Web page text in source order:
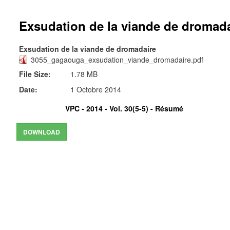
Exsudation de la viande de
Exsudation de la viande de dromadaire
3055_gagaouga_exsudation_viande_dromadaire.pdf
File Size:
1.78 MB
Date:
1 Octobre 2014
VPC - 2014 - Vol. 30(5-5) - Résumé